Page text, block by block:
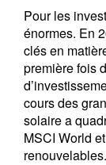
Pour les
énormes. En
clés en
première fois
cours des
solaire a
MSCI World
renouvelables.